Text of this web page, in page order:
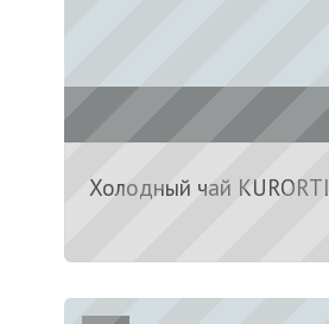
Холодный чай KURORTI